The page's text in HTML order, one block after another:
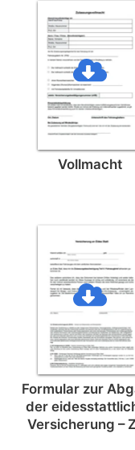
Vollmacht
Formular zur
der
Versicherung –